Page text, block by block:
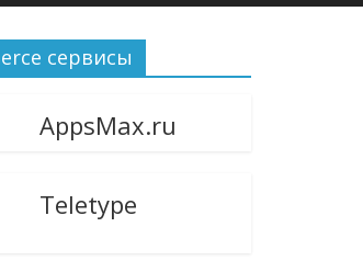
сервисы
AppsMax.ru
Teletype